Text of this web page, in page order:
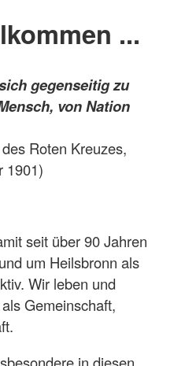
...
gegenseitig zu
von Nation
Roten Kreuzes,
1901)
seit über 90 Jahren
um Heilsbronn als
Wir leben und
Gemeinschaft,
in diesen